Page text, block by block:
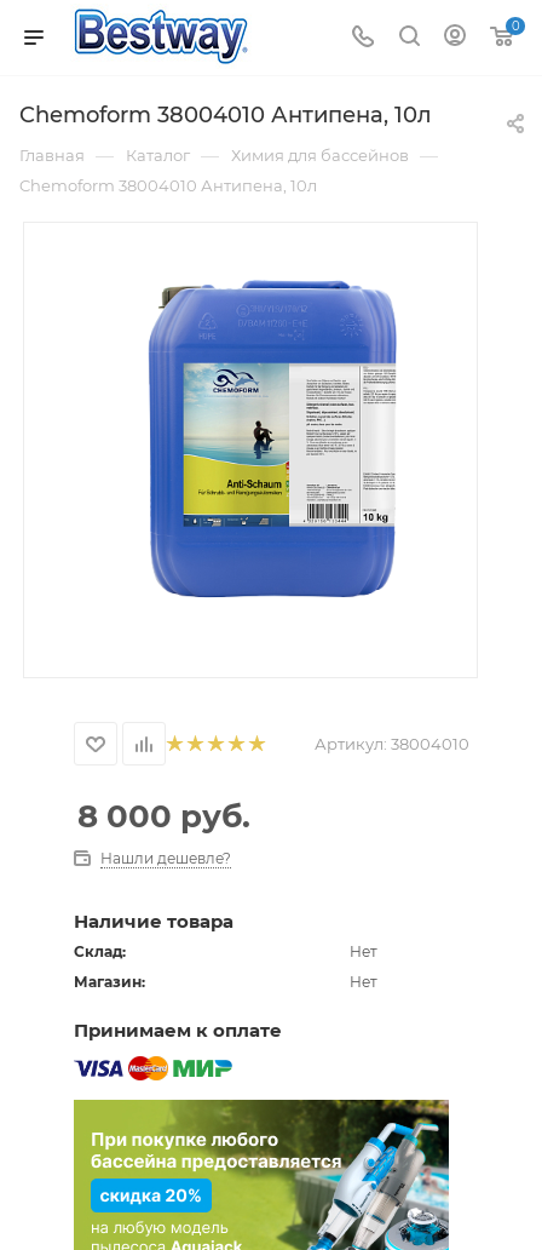
0
Chemoform 38004010 Антипена, 10л
Главная — Каталог — Химия для бассейнов —
Chemoform 38004010 Антипена, 10л
Артикул: 38004010
8 000 руб.
Нашли дешевле?
Наличие товара
Склад:
Нет
Магазин:
Нет
Принимаем к оплате